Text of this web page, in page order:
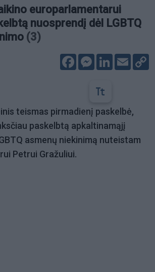
europarlamentarui
nuosprendį dėl LGBTQ
(3)
FacebookMessenger
LinkedIn
Email
teismas pirmadienį paskelbė,
paskelbtą apkaltinamąjį
asmenų niekinimą nuteistam
Petrui Gražuliui.